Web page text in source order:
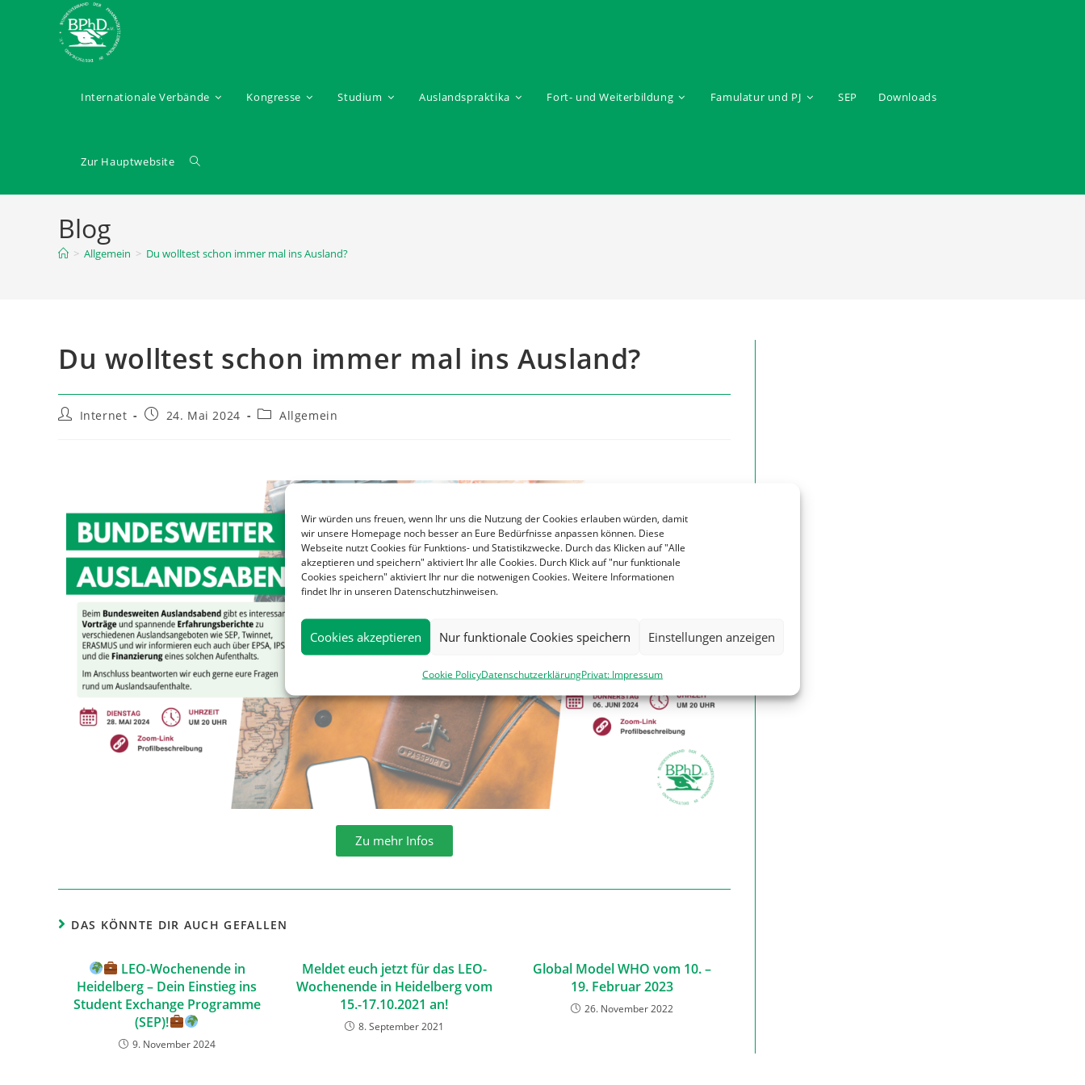
Wir würden uns freuen, wenn Ihr uns die Nutzung der Cookies erlauben würden, damit
wir unsere Homepage noch besser an Eure Bedürfnisse anpassen können. Diese
Webseite nutzt Cookies für Funktions- und Statistikzwecke. Durch das Klicken auf "Alle
akzeptieren und speichern" aktiviert Ihr alle Cookies. Durch Klick auf "nur funktionale
Cookies speichern" aktiviert Ihr nur die notwenigen Cookies. Weitere Informationen
findet Ihr in unseren Datenschutzhinweisen.
Cookies akzeptieren Nur funktionale Cookies speichern Einstellungen anzeigen
Cookie PolicyDatenschutzerklärungPrivat: Impressum
Internationale Verbände Kongresse Studium Auslandspraktika Fort- und Weiterbildung Famulatur und PJ SEP Downloads
Zur Hauptwebsite
Blog
> Allgemein > Du wolltest schon immer mal ins Ausland?
Du wolltest schon immer mal ins Ausland?
Internet 24. Mai 2024 Allgemein
Zu mehr Infos
DAS KÖNNTE DIR AUCH GEFALLEN
LEO-Wochenende in
Heidelberg – Dein Einstieg ins
Student Exchange Programme
(SEP)!
9. November 2024
Meldet euch jetzt für das LEO-
Wochenende in Heidelberg vom
15.-17.10.2021 an!
8. September 2021
Global Model WHO vom 10. –
19. Februar 2023
26. November 2022